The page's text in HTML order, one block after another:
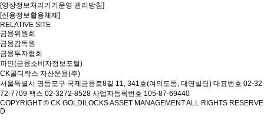
[영상정보처리기기운영 관리방침]
[신용정보활용체제]
RELATIVE SITE
금융위원회
금융감독원
금융투자협회
파인(금융소비자정보포털)
CK골디락스 자산운용(주)
서울특별시 영등포구 국제금융로8길 11, 341호(여의도동, 대영빌딩) 대표번호 02-32
72-7709 팩스 02-3272-8528 사업자등록번호 105-87-69440
COPYRIGHT © CK GOLDILOCKS ASSET MANAGEMENT ALL RIGHTS RESERVE
D